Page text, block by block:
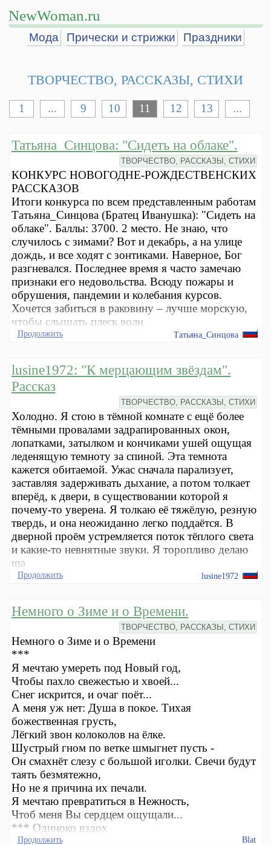
NewWoman.ru
Мода Прически и стрижки Праздники
ТВОРЧЕСТВО, РАССКАЗЫ, СТИХИ
1 ... 9 10 11 12 13 ...
Татьяна_Синцова: "Сидеть на облаке".
ТВОРЧЕСТВО, РАССКАЗЫ, СТИХИ
КОНКУРС НОВОГОДНЕ-РОЖДЕСТВЕНСКИХ
РАССКАЗОВ
Итоги конкурса по всем представленным работам
Татьяна_Синцова (Братец Иванушка): "Сидеть на
облаке". Баллы: 3700. 2 место. Не знаю, что
случилось с зимами? Вот и декабрь, а на улице
дождь, и все ходят с зонтиками. Наверное, Бог
разгневался. Последнее время я часто замечаю
признаки его недовольства. Всюду пожары и
обрушения, пандемии и колебания курсов.
Хочется забиться в раковину – лучше морскую,
чтобы слышать плеск волн
Продолжить Татьяна_Синцова
lusine1972: "К мерцающим звёздам".
Рассказ
ТВОРЧЕСТВО, РАССКАЗЫ, СТИХИ
Холодно. Я стою в тёмной комнате с ещё более
тёмными провалами задрапированных окон,
лопатками, затылком и кончиками ушей ощущая
леденящую темноту за спиной. Эта темнота
кажется обитаемой. Ужас сначала парализует,
заставляя задерживать дыхание, а потом толкает
вперёд, к двери, в существовании которой я
почему-то уверена. Я толкаю её тяжёлую, резную
твердь, и она неожиданно легко поддаётся. В
дверной проём устремляется поток тёплого света
и какие-то невнятные звуки. Я торопливо делаю
ша
Продолжить lusine1972
Немного о Зиме и о Времени.
ТВОРЧЕСТВО, РАССКАЗЫ, СТИХИ
Немного о Зиме и о Времени
***
Я мечтаю умереть под Новый год,
Чтобы пахло свежестью и хвоей...
Снег искрится, и очаг поёт...
А меня уж нет: Душа в покое. Тихая
божественная грусть,
Лёгкий звон колоколов на ёлке.
Шустрый гном по ветке шмыгнет пусть -
Он смахнёт слезу с большой иголки. Свечи будут
таять безмятежно,
Но не я причина их печали.
Я мечтаю превратиться в Нежность,
Чтоб меня Вы сердцем ощущали...
*** Одиноко вздох
Продолжить Blat